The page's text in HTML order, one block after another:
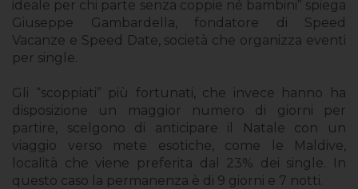
ideale per chi parte senza coppie né bambini” spiega
Giuseppe Gambardella, fondatore di Speed
Vacanze e Speed Date, società che organizza eventi
per single.
Gli “scoppiati” più fortunati, che invece hanno ha
disposizione un maggior numero di giorni per
partire, scelgono di anticipare il Natale con un
viaggio verso mete esotiche, come le Maldive,
località che viene preferita dal 23% dei single. In
questo caso la permanenza è di 9 giorni e 7 notti.